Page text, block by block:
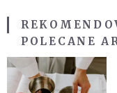
POLECANE